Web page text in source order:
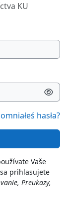
KU
hasła?
Vaše
prihlasujete
Preukazy,